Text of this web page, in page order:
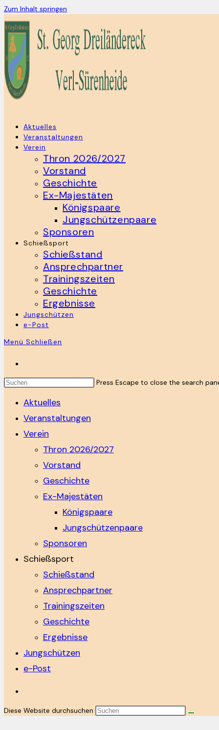
Zum Inhalt springen
Aktuelles
Veranstaltungen
Verein
Thron 2026/2027
Vorstand
Geschichte
Ex-Majestäten
Königspaare
Jungschützenpaare
Sponsoren
Schießsport
Schießstand
Ansprechpartner
Trainingszeiten
Geschichte
Ergebnisse
Jungschützen
e-Post
Menü Schließen
Press Escape to close the search
Aktuelles
Veranstaltungen
Verein
Thron 2026/2027
Vorstand
Geschichte
Ex-Majestäten
Königspaare
Jungschützenpaare
Sponsoren
Schießsport
Schießstand
Ansprechpartner
Trainingszeiten
Geschichte
Ergebnisse
Jungschützen
e-Post
Diese Website durchsuchen